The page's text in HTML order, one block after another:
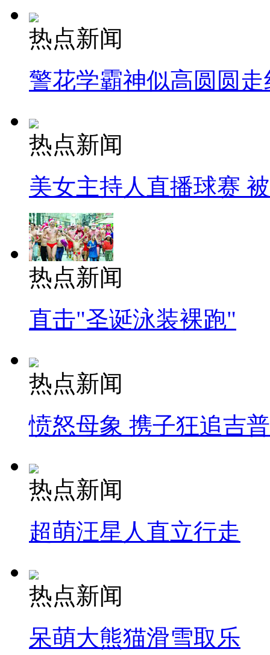
热点新闻
警花学霸神似高圆圆走
热点新闻
美女主持人直播球赛
热点新闻
直击"圣诞泳装裸跑"
热点新闻
愤怒母象 携子狂追吉
热点新闻
超萌汪星人直立行走
热点新闻
呆萌大熊猫滑雪取乐